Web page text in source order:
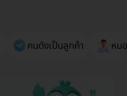
คนดังเป็นลูกค้า หม